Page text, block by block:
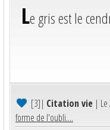
Le gris est le
[3]| Citation vie | Le
forme de l'oubli....